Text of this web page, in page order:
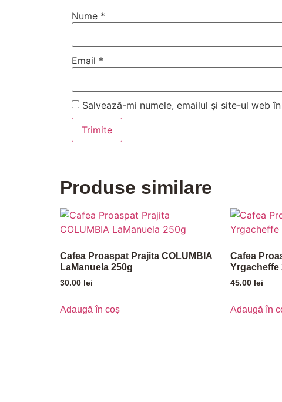
Nume *
Email *
Salvează-mi numele, emailul și site-ul web
Produse similare
Cafea Proaspat Prajita COLUMBIA
LaManuela 250g
30.00 lei
Adaugă în coș
Cafea
Yrgacheffe
45.00 lei
Adaugă în